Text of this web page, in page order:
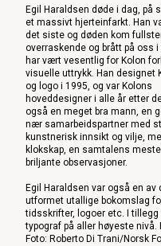
Egil Haraldsen døde i dag, på
et massivt hjerteinfarkt. Han
det siste og døden kom
overraskende og brått på oss i
har vært vesentlig for Kolon
visuelle uttrykk. Han designet
og logo i 1995, og var Kolons
hoveddesigner i alle år etter
også en meget bra mann, en
nær samarbeidspartner med
kunstnerisk innsikt og vilje,
klokskap, en samtalens
briljante observasjoner.
Egil Haraldsen var også en
utformet utallige bokomslag
tidsskrifter, logoer etc. I
typograf på aller høyeste nivå.
Foto: Roberto Di Trani/Norsk